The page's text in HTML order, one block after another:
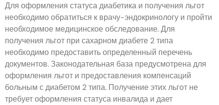
Для оформления статуса диабетика и получения льгот
необходимо обратиться к врачу-эндокринологу и пройти
необходимое медицинское обследование. Для
получения льгот при сахарном диабете 2 типа
необходимо предоставить определенный перечень
документов. Законодательная база предусмотрена для
оформления льгот и предоставления компенсаций
больным с диабетом 2 типа. Получение этих льгот не
требует оформления статуса инвалида и дает